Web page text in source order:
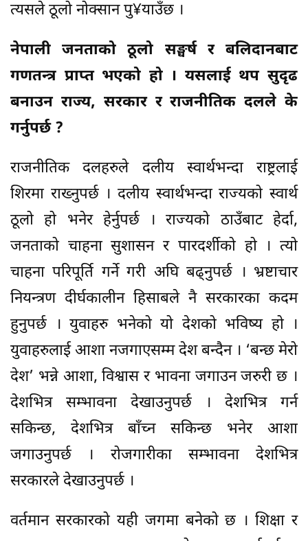
त्यसले ठूलो नोक्सान पु¥याउँछ ।
नेपाली जनताको ठूलो सङ्घर्ष र बलिदानबाट
गणतन्त्र प्राप्त भएको हो । यसलाई थप सुदृढ
बनाउन राज्य, सरकार र राजनीतिक दलले के
गर्नुपर्छ ?
राजनीतिक दलहरुले दलीय स्वार्थभन्दा राष्ट्रलाई
शिरमा राख्नुपर्छ । दलीय स्वार्थभन्दा राज्यको स्वार्थ
ठूलो हो भनेर हेर्नुपर्छ । राज्यको ठाउँबाट हेर्दा,
जनताको चाहना सुशासन र पारदर्शीको हो । त्यो
चाहना परिपूर्ति गर्ने गरी अघि बढ्नुपर्छ । भ्रष्टाचार
नियन्त्रण दीर्घकालीन हिसाबले नै सरकारका कदम
हुनुपर्छ । युवाहरु भनेको यो देशको भविष्य हो ।
युवाहरुलाई आशा नजगाएसम्म देश बन्दैन । ‘बन्छ मेरो
देश’ भन्ने आशा, विश्वास र भावना जगाउन जरुरी छ ।
देशभित्र सम्भावना देखाउनुपर्छ । देशभित्र गर्न
सकिन्छ, देशभित्र बाँच्न सकिन्छ भनेर आशा
जगाउनुपर्छ । रोजगारीका सम्भावना देशभित्र
सरकारले देखाउनुपर्छ ।
वर्तमान सरकारको यही जगमा बनेको छ । शिक्षा र